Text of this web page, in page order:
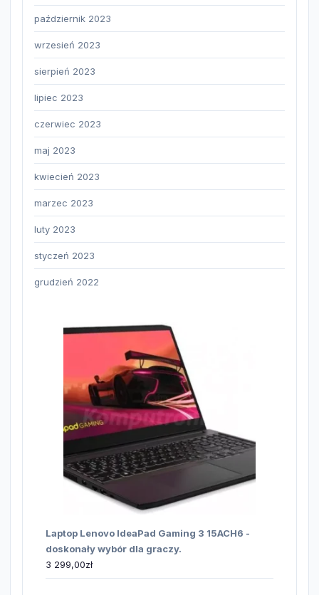
październik 2023
wrzesień 2023
sierpień 2023
lipiec 2023
czerwiec 2023
maj 2023
kwiecień 2023
marzec 2023
luty 2023
styczeń 2023
grudzień 2022
Laptop Lenovo IdeaPad Gaming 3 15ACH6 -
doskonały wybór dla graczy.
3 299,00zł